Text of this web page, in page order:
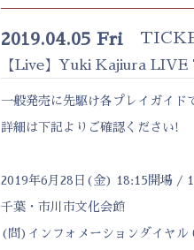
2019.04.05 Fri
【Live】Yuki Kajiura LIVE
一般発売に先駆け各プレイガイド
詳細は下記よりご確認ください!
2019年6月28日(金) 18:15開場 /
千葉・市川市文化会館
(問)インフォメーションダイヤ